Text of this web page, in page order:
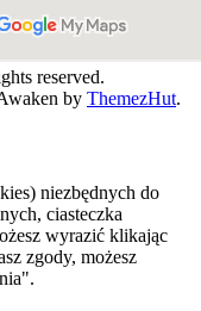
reserved.
by ThemezHut.
niezbędnych do
ciasteczka
wyrazić klikając
zgody, możesz